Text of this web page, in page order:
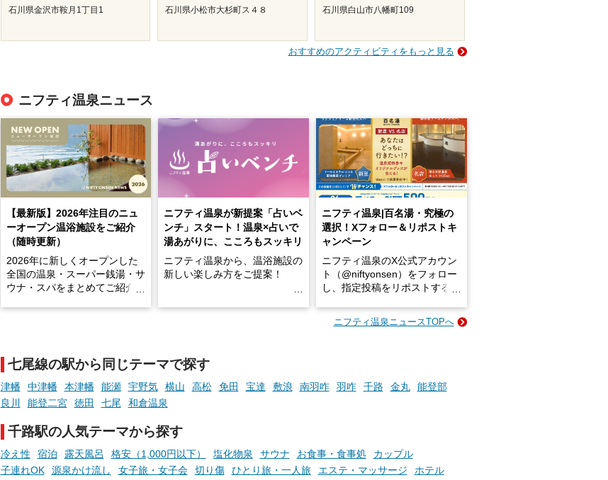
石川県金沢市鞍月1丁目1 石川県小松市大杉町ス４８ 石川県白山市八幡町109
おすすめのアクティビティをもっと見る
ニフティ温泉ニュース
【最新版】2026年注目のニュ
ーオープン温浴施設をご紹介
（随時更新）
2026年に新しくオープンした
全国の温泉・スーパー銭湯・サ
ウナ・スパをまとめてご紹介！
まったスポットが続々登場して
います。
現地取材記事もあわせて紹介し
ていますので、気になる施設は
ぜひチェックして次のおでかけ
先の参考にしてみてください
ね。
ニフティ温泉が新提案「占いベ
ンチ」スタート！温泉×占いで
湯あがりに、こころもスッキリ
ニフティ温泉から、温浴施設の
新しい楽しみ方をご提案！
手相やタロットなど気軽に楽し
める占いで、“ととのう”おふろ
時間を、もっと特別に。
ニフティ温泉|百名湯・究極の
選択！Xフォロー＆リポストキ
ャンペーン
ニフティ温泉のX公式アカウン
ト（@niftyonsen）をフォロー
し、指定投稿をリポストする
GIFT500円分をプレゼントい
ニフティ温泉ニュースTOPへ
七尾線の駅から同じテーマで探す
津幡 中津幡 本津幡 能瀬 宇野気 横山 高松 免田 宝達 敷浪 南羽咋 羽咋 千路 金丸
能登部
良川
能登二宮 徳田 七尾 和倉温泉
千路駅の人気テーマから探す
冷え性 宿泊 露天風呂 格安（1,000円以下） 塩化物泉 サウナ お食事・食事処
カップル
子連れOK
源泉かけ流し 女子旅・女子会 切り傷 ひとり旅・一人旅 エステ・マッサージ
ホテル